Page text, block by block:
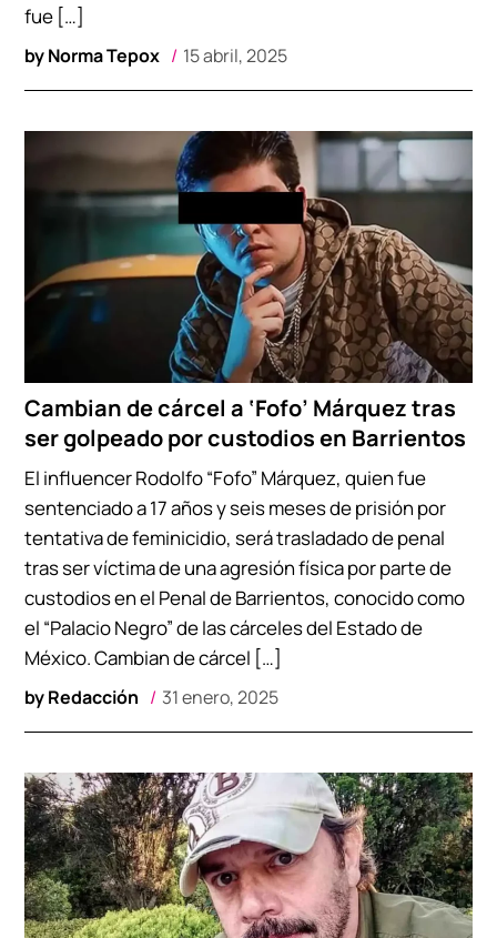
byNorma Tepox 15 abril, 2025
fue […]
Cambian de cárcel a ‘Fofo’ Márquez tras
ser golpeado por custodios en Barrientos
byRedacción 31 enero, 2025
El influencer Rodolfo “Fofo” Márquez, quien fue
sentenciado a 17 años y seis meses de prisión por
tentativa de feminicidio, será trasladado de penal
tras ser víctima de una agresión física por parte de
custodios en el Penal de Barrientos, conocido como
el “Palacio Negro” de las cárceles del Estado de
México. Cambian de cárcel […]